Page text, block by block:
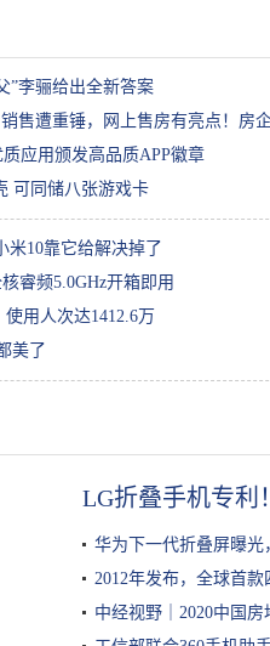
”李骊给出全新答案
销售遭重锤，网上售房有亮点！
应用颁发高品质APP徽章
可同储八张游戏卡
米10靠它给解决掉了
睿频5.0GHz开箱即用
用人次达1412.6万
美了
不
LG折叠手机专利
华为下一代折叠屏曝光
2012年发布，全球首款
中经视野｜2020中国